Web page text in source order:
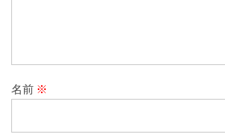
名前 ※